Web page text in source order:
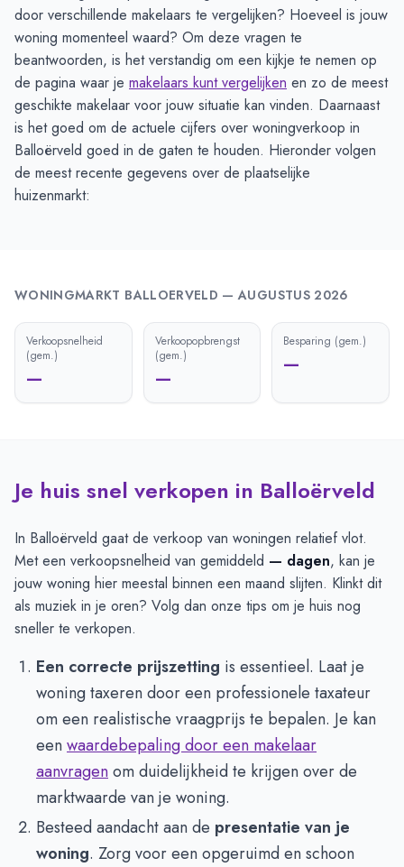
door verschillende makelaars te vergelijken? Hoeveel is jouw
woning momenteel waard? Om deze vragen te
beantwoorden, is het verstandig om een kijkje te nemen op
de pagina waar je makelaars kunt vergelijken en zo de meest
geschikte makelaar voor jouw situatie kan vinden. Daarnaast
is het goed om de actuele cijfers over woningverkoop in
Balloërveld goed in de gaten te houden. Hieronder volgen
de meest recente gegevens over de plaatselijke
huizenmarkt:
WONINGMARKT BALLOERVELD —AUGUSTUS 2026
Verkoopsnelheid
(gem.)
—
Verkoopopbrengst
(gem.)
—
Besparing (gem.)
—
Je huis snel verkopen in Balloërveld
In Balloërveld gaat de verkoop van woningen relatief vlot.
Met een verkoopsnelheid van gemiddeld — dagen, kan je
jouw woning hier meestal binnen een maand slijten. Klinkt dit
als muziek in je oren? Volg dan onze tips om je huis nog
sneller te verkopen.
Een correcte prijszetting is essentieel. Laat je
woning taxeren door een professionele taxateur
om een realistische vraagprijs te bepalen. Je kan
eenwaardebepaling door een makelaar
aanvragenom duidelijkheid te krijgen over de
marktwaarde van je woning.
Besteed aandacht aan de presentatie van je
woning. Zorg voor een opgeruimd en schoon